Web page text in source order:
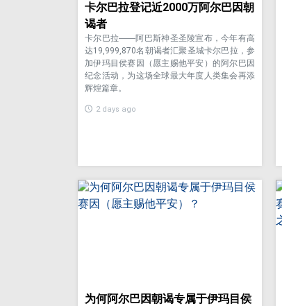
卡尔巴拉登记近2000万阿尔巴因朝
谒者
卡尔巴拉——阿巴斯神圣圣陵宣布，今年有高
达19,999,870名朝谒者汇聚圣城卡尔巴拉，参
加伊玛目侯赛因（愿主赐他平安）的阿尔巴因
纪念活动，为这场全球最大年度人类集会再添
辉煌篇章。
2 days ago
为何阿尔巴因朝谒专属于伊玛目侯